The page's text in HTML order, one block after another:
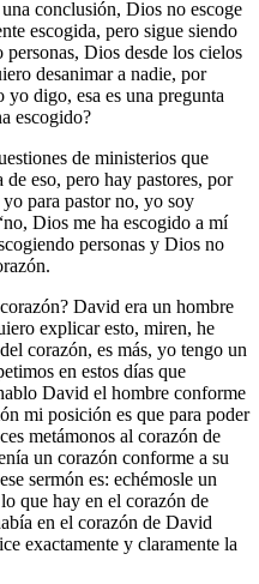
conclusión, Dios no escoge
escogida, pero sigue siendo
Dios desde los cielos
desanimar a nadie, por
digo, esa es una pregunta
escogido?
de ministerios que
eso, pero hay pastores, por
para pastor no, yo soy
Dios me ha escogido a mí
personas y Dios no
David era un hombre
explicar esto, miren, he
corazón, es más, yo tengo un
en estos días que
David el hombre conforme
mi posición es que para poder
metámonos al corazón de
un corazón conforme a su
sermón es: echémosle un
que hay en el corazón de
en el corazón de David
exactamente y claramente la